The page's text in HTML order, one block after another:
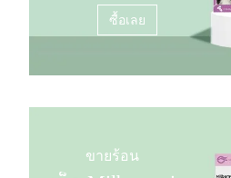
ซื้อเลย
ขายร้อน